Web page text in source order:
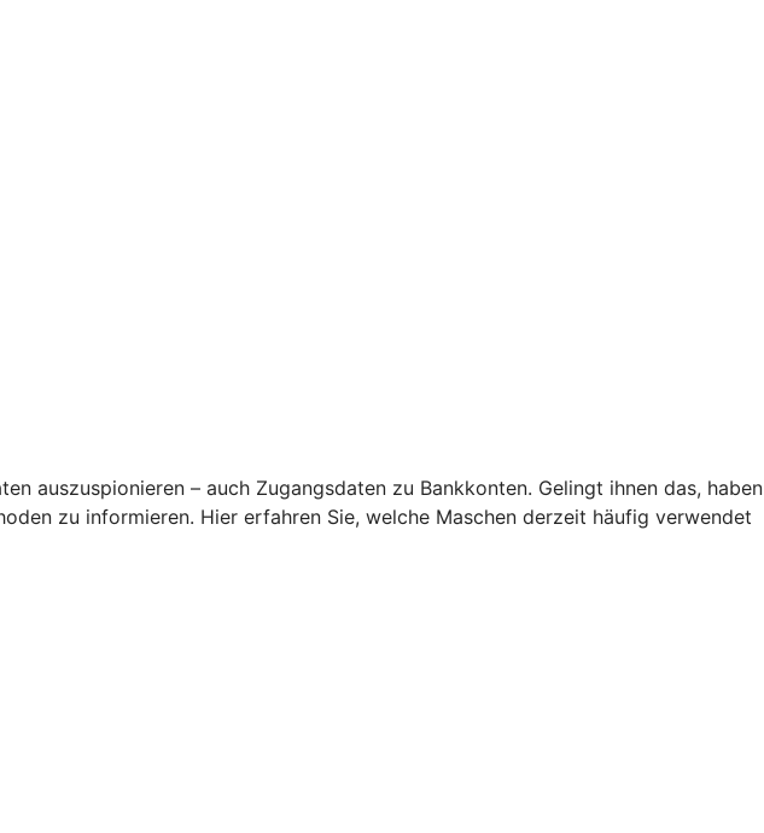
auszuspionieren – auch Zugangsdaten zu Bankkonten. Gelingt ihnen das, haben
zu informieren. Hier erfahren Sie, welche Maschen derzeit häufig verwendet